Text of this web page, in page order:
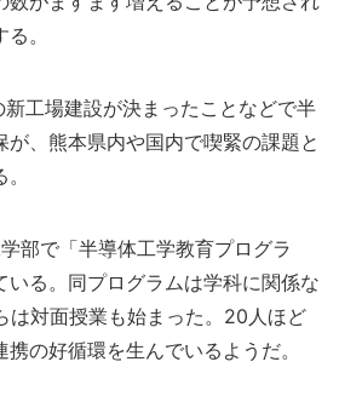
。
工場建設が決まったことなどで半
、熊本県内や国内で喫緊の課題と
部で「半導体工学教育プログラ
いる。同プログラムは学科に関係な
は対面授業も始まった。20人ほど
の好循環を生んでいるようだ。